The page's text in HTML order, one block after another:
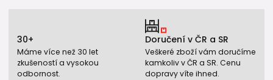
30+
Máme více než 30 let
zkušeností a vysokou
odbornost.
Doručení v ČR a SR
Veškeré zboží vám doručíme
kamkoliv v ČR a SR. Cenu
dopravy víte ihned.